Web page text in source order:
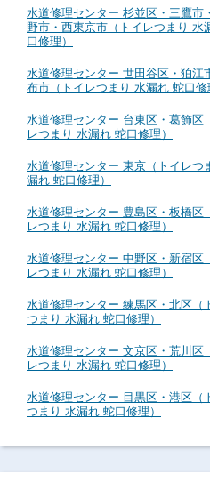
水道修理センター 杉並区・三鷹市
野市・西東京市（トイレつまり 水
口修理）
水道修理センター 世田谷区・狛江
布市（トイレつまり 水漏れ 蛇口修
水道修理センター 台東区・葛飾区
レつまり 水漏れ 蛇口修理）
水道修理センター 東京（トイレつ
漏れ 蛇口修理）
水道修理センター 豊島区・板橋区
レつまり 水漏れ 蛇口修理）
水道修理センター 中野区・新宿区
レつまり 水漏れ 蛇口修理）
水道修理センター 練馬区・北区（
つまり 水漏れ 蛇口修理）
水道修理センター 文京区・荒川区
レつまり 水漏れ 蛇口修理）
水道修理センター 目黒区・港区（
つまり 水漏れ 蛇口修理）